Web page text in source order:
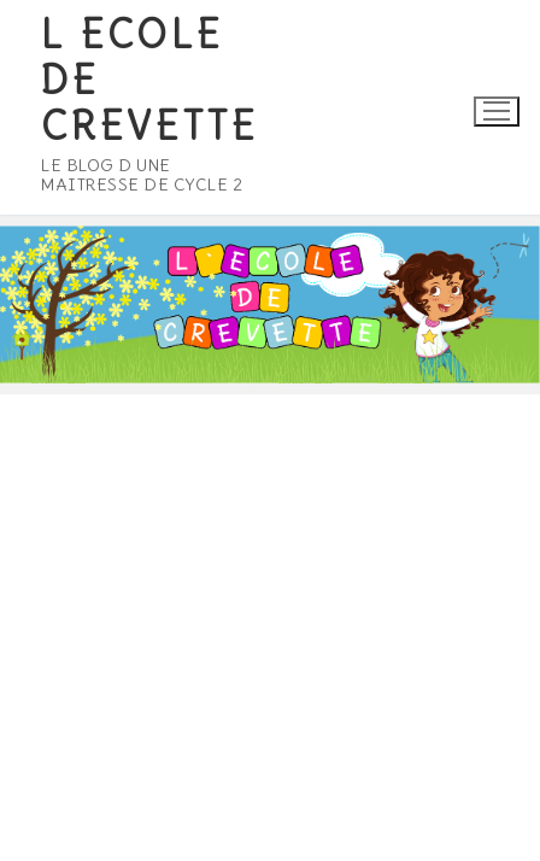
contenu
L ECOLE
DE
CREVETTE
LE BLOG D UNE
MAITRESSE DE CYCLE 2